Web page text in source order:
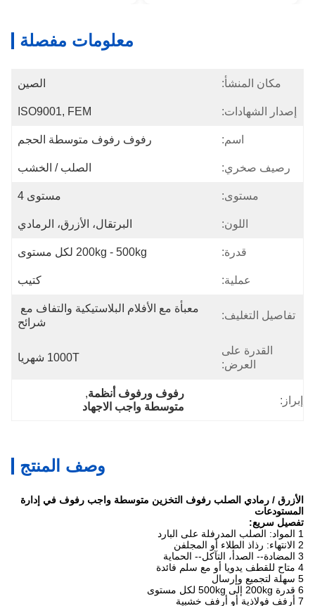
معلومات مفصلة
مكان المنشأ: الصين
إصدار الشهادات: ISO9001, FEM
اسم: رفوف رفوف متوسطة الحجم
رصيف صخري: الصلب / الخشب
مستوى: مستوى 4
اللون: البرتقال، الأزرق، الرمادي
قدرة: 200kg - 500kg لكل مستوى
عملية: كتيب
تفاصيل التغليف:
معبأة مع الأفلام البلاستيكية والتفاف مع
شرائح
القدرة على
العرض:
1000T شهريا
إبراز:
رفوف ورفوف أنظمة,
متوسطة واجب الاجهاد
وصف المنتج
الأزرق / رمادي الصلب رفوف التخزين متوسطة واجب رفوف في إدارة
المستودعات
تفصيل سريع:
4 متاح للقطف يدويا أو مع سلم فائدة
5 سهلة لتجميع وإرسال
6 قدرة 200kg إلى 500kg لكل مستوى